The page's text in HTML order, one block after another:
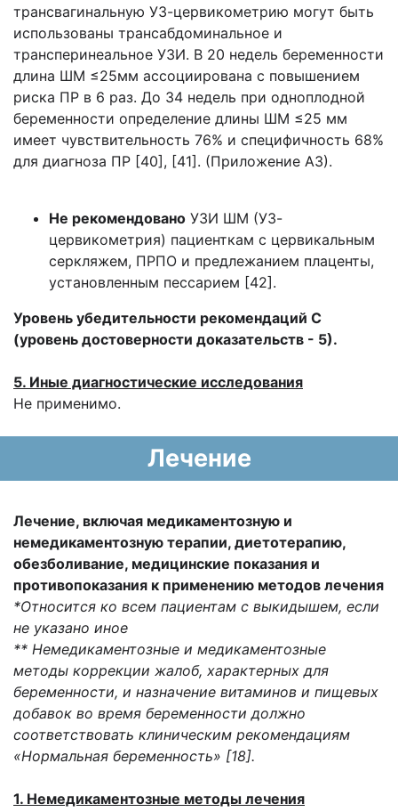
трансвагинальную УЗ-цервикометрию могут быть
использованы трансабдоминальное и
трансперинеальное УЗИ. В 20 недель беременности
длина ШМ ≤25мм ассоциирована с повышением
риска ПР в 6 раз. До 34 недель при одноплодной
беременности определение длины ШМ ≤25 мм
имеет чувствительность 76% и специфичность 68%
для диагноза ПР [40], [41]. (Приложение А3).
Не рекомендовано УЗИ ШМ (УЗ-
цервикометрия) пациенткам с цервикальным
серкляжем, ПРПО и предлежанием плаценты,
установленным пессарием [42].
Уровень убедительности рекомендаций С
(уровень достоверности доказательств - 5).
5. Иные диагностические исследования
Не применимо.
Лечение
Лечение, включая медикаментозную и
немедикаментозную терапии, диетотерапию,
обезболивание, медицинские показания и
противопоказания к применению методов лечения
*Относится ко всем пациентам с выкидышем, если
не указано иное
** Немедикаментозные и медикаментозные
методы коррекции жалоб, характерных для
беременности, и назначение витаминов и пищевых
добавок во время беременности должно
соответствовать клиническим рекомендациям
«Нормальная беременность» [18].
1. Немедикаментозные методы лечения